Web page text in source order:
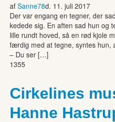
af Sanne78d. 11. juli 2017
Der var engang en tegner, der
kedede sig. En aften sad hun og
lille rundt hoved, så en rød kjole
færdig med at tegne, syntes hun,
– Du ser […]
1355
Cirkelines
Hanne